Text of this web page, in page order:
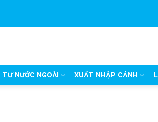
NƯỚC NGOÀI XUẤT NHẬP CẢNH